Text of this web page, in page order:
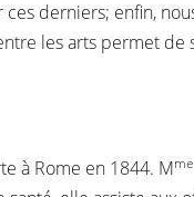
ces derniers; enfin,
les arts permet
à Rome en 1844. Mme